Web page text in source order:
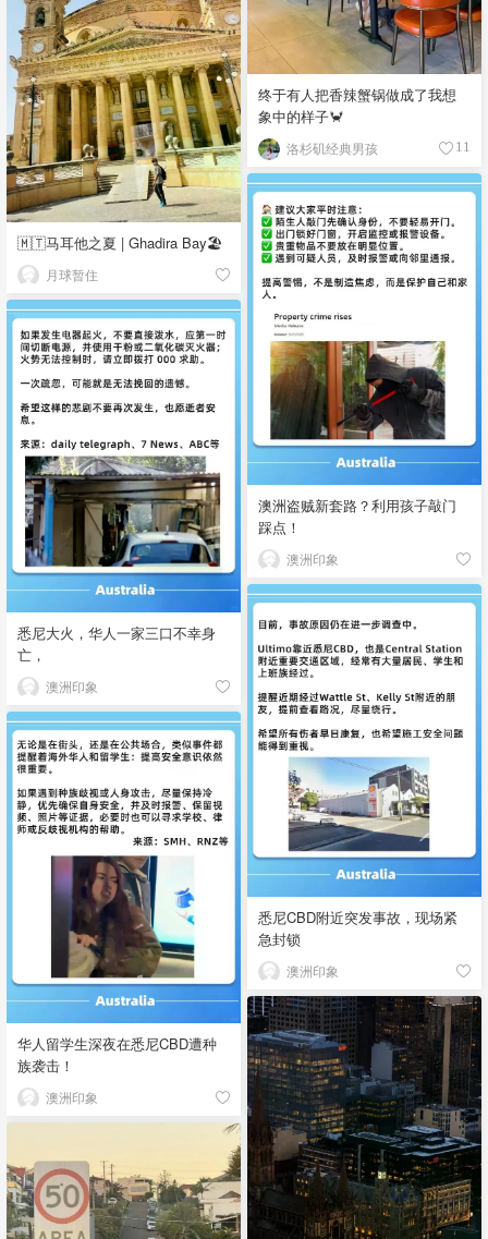
终于有人把香辣蟹锅做成了我想
象中的样子🦀
洛杉矶经典男孩 11
🇲🇹马耳他之夏 | Ghadira Bay🏖️
月球暂住
澳洲盗贼新套路？利用孩子敲门
踩点！
澳洲印象
悉尼大火，华人一家三口不幸身
亡，
澳洲印象
悉尼CBD附近突发事故，现场紧
急封锁
澳洲印象
华人留学生深夜在悉尼CBD遭种
族袭击！
澳洲印象